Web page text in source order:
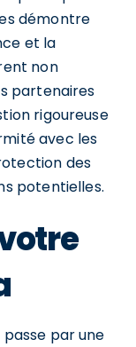
démontre
et la
non
partenaires
rigoureuse
avec les
des
potentielles.
par une